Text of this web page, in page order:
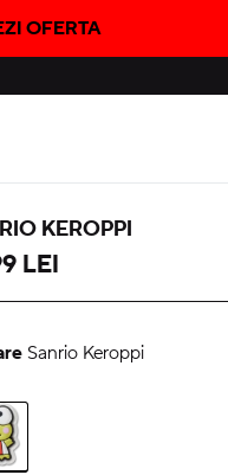
OFERTA
KEROPPI
LEI
Sanrio Keroppi